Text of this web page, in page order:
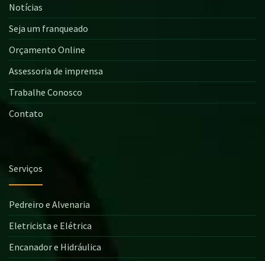
Notícias
Seja um franqueado
Orçamento Online
Assessoria de imprensa
Trabalhe Conosco
Contato
Serviços
Pedreiro e Alvenaria
Eletricista e Elétrica
Encanador e Hidráulica